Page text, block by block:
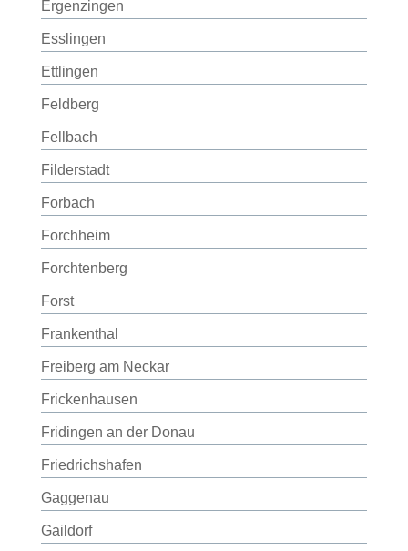
Ergenzingen
Esslingen
Ettlingen
Feldberg
Fellbach
Filderstadt
Forbach
Forchheim
Forchtenberg
Forst
Frankenthal
Freiberg am Neckar
Frickenhausen
Fridingen an der Donau
Friedrichshafen
Gaggenau
Gaildorf